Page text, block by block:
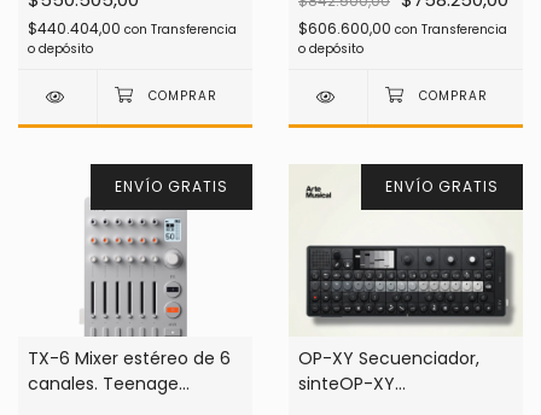
$440.404,00 con Transferencia
o depósito
$606.600,00 con Transferencia
o depósito
ENVÍO GRATIS
TX-6 Mixer estéreo de 6
canales. Teenage
ENVÍO GRATIS
OP-XY Secuenciador,
sinteOP-XY